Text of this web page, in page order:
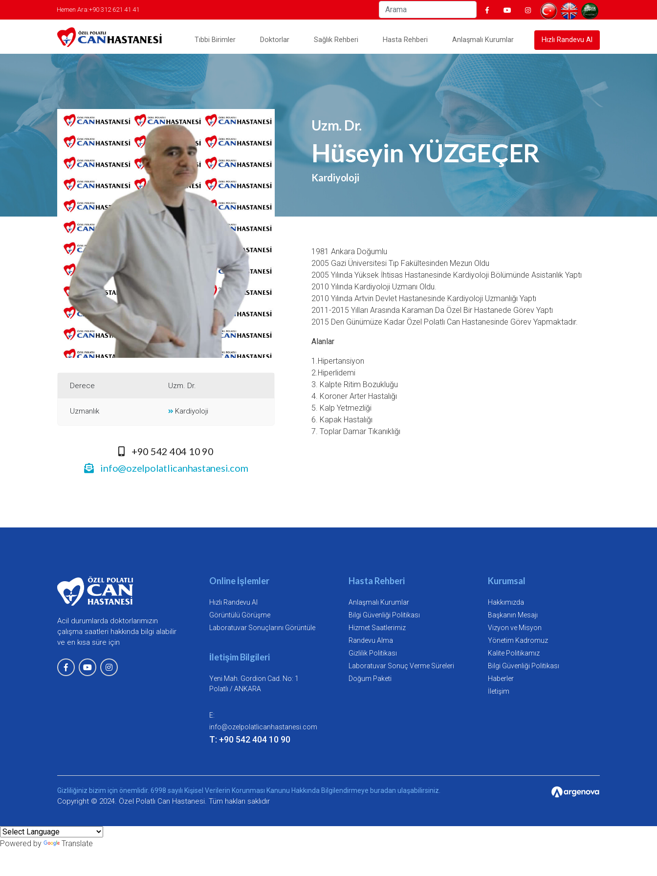
Hemen Ara:+90 312 621 41 41
Tıbbi Birimler Doktorlar Sağlık Rehberi Hasta Rehberi Anlaşmalı Kurumlar Hızlı Randevu Al
Uzm. Dr.
Hüseyin YÜZGEÇER
Kardiyoloji
Derece Uzm. Dr.
Uzmanlık Kardiyoloji
+90 542 404 10 90
info@ozelpolatlicanhastanesi.com
1981 Ankara Doğumlu
2005 Gazi Üniversitesi Tıp Fakültesinden Mezun Oldu
2005 Yılında Yüksek İhtisas Hastanesinde Kardiyoloji Bölümünde Asistanlık Yaptı
2010 Yılında Kardiyoloji Uzmanı Oldu.
2010 Yılında Artvin Devlet Hastanesinde Kardiyoloji Uzmanlığı Yaptı
2011-2015 Yılları Arasında Karaman Da Özel Bir Hastanede Görev Yaptı
2015 Den Günümüze Kadar Özel Polatlı Can Hastanesinde Görev Yapmaktadır.
Alanlar
1.Hipertansiyon
2.Hiperlidemi
3. Kalpte Ritim Bozukluğu
4. Koroner Arter Hastalığı
5. Kalp Yetmezliği
6. Kapak Hastalığı
7. Toplar Damar Tıkanıklığı
Acil durumlarda doktorlarımızın
çalışma saatleri hakkında bilgi alabilir
ve en kısa süre için
Online İşlemler
Hızlı Randevu Al
Görüntülü Görüşme
Laboratuvar Sonuçlarını Görüntüle
İletişim Bilgileri
Yeni Mah. Gordion Cad. No: 1
Polatlı / ANKARA
E:
info@ozelpolatlicanhastanesi.com
T: +90 542 404 10 90
Hasta Rehberi
Anlaşmalı Kurumlar
Bilgi Güvenliği Politikası
Hizmet Saatlerimiz
Randevu Alma
Gizlilik Politikası
Laboratuvar Sonuç Verme Süreleri
Doğum Paketi
Kurumsal
Hakkımızda
Başkanın Mesajı
Vizyon ve Misyon
Yönetim Kadromuz
Kalite Politikamız
Bilgi Güvenliği Politikası
Haberler
İletişim
Gizliliğiniz bizim için önemlidir. 6998 sayılı Kişisel Verilerin Korunması Kanunu Hakkında Bilgilendirmeye buradan ulaşabilirsiniz.
Copyright © 2024. Özel Polatlı Can Hastanesi. Tüm hakları saklıdır
Powered by Translate